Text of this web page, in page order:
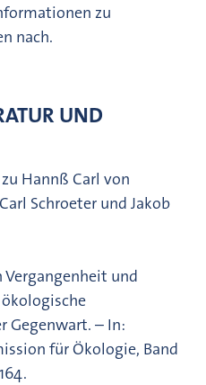
zu
nach.
UND
Hannß Carl von
Schroeter und Jakob
Vergangenheit und
Gegenwart. – In:
für Ökologie, Band